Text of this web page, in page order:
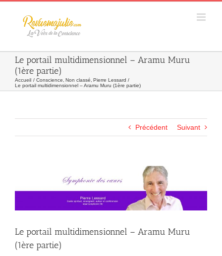
Skip
Le portail multidimensionnel – Aramu Muru
(1ère partie)
Accueil Conscience Non classé Pierre Lessard
Le portail multidimensionnel – Aramu Muru (1ère partie)
Précédent Suivant
Le portail multidimensionnel – Aramu Muru
(1ère partie)